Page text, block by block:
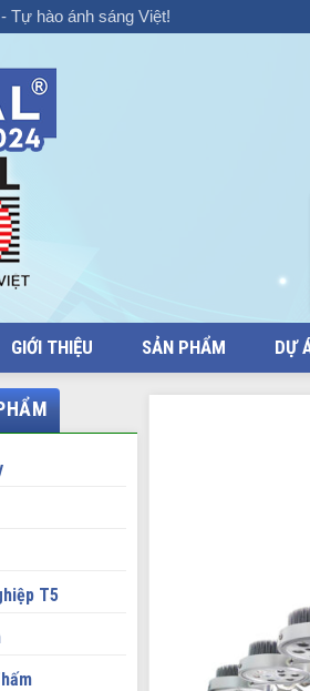
Tự hào ánh sáng Việt!
GIỚI THIỆU SẢN PHẨM DỰ
T5